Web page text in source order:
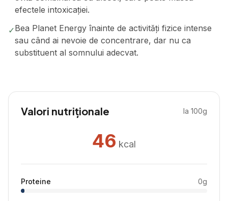
efectele intoxicației.
✓Bea Planet Energy înainte de activități fizice intense
sau când ai nevoie de concentrare, dar nu ca
substituent al somnului adecvat.
Valori nutriționale la 100g
46 kcal
Proteine 0g